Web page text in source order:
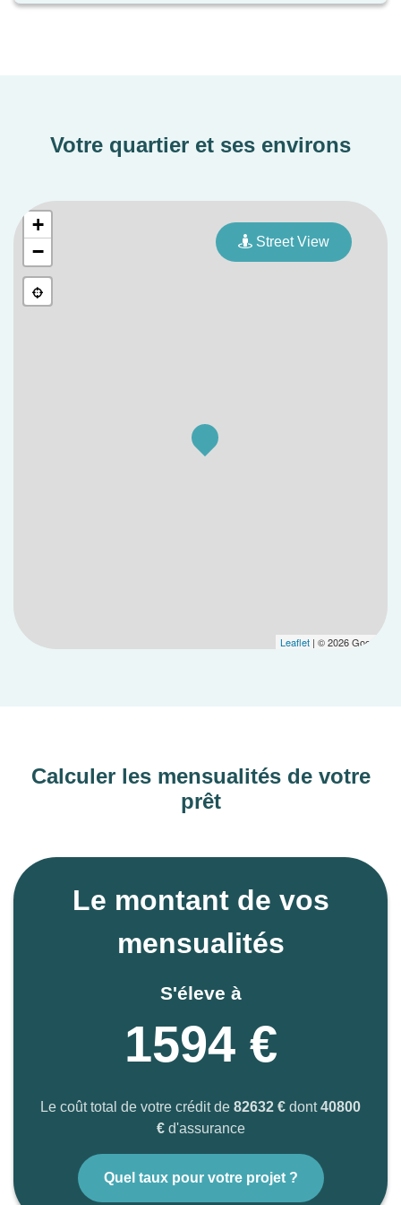
Votre quartier et ses environs
+
−
Leaflet | © 2026 Google
Street View
Calculer les mensualités de votre
prêt
Le montant de vos
mensualités
S'éleve à
1594 €
Le coût total de votre crédit de 82632 € dont40800
€d'assurance
Quel taux pour votre projet ?